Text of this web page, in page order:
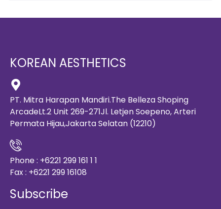
KOREAN AESTHETICS
PT. Mitra Harapan Mandiri.The Belleza Shoping
ArcadeLt.2 Unit 269-271Jl. Letjen Soepeno, Arteri
Permata Hijau,Jakarta Selatan (12210)
Phone : +6221 299 161 1 1
Fax : +6221 299 16108
Subscribe